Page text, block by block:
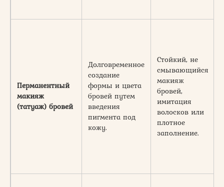
Перманентный
макияж
(татуаж) бровей
Долговременное
создание
формы и цвета
бровей путем
введения
пигмента под
кожу.
Стойкий, не
смывающийся
макияж
бровей,
имитация
волосков или
плотное
заполнение.